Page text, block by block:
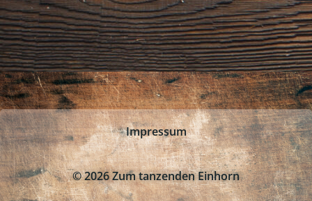
Impressum
© 2026 Zum tanzenden Einhorn